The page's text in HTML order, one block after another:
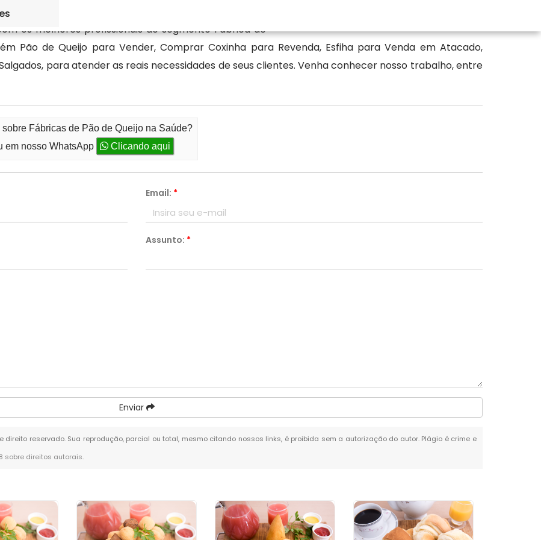
(Alimentação), dispondo Fábricas de Pão de Queijo
os melhores profissionais do segmento Fábrica de
Pão de Queijo para Vender, Comprar Coxinha para Revenda, Esfiha para Venda em Atacado,
para atender as reais necessidades de seus clientes. Venha conhecer nosso trabalho, entre
Fábricas de Pão de Queijo na Saúde?
em nosso WhatsApp Clicando aqui
Email: *
Assunto: *
Enviar
direito reservado. Sua reprodução, parcial ou total, mesmo citando nossos links, é proibida sem a autorização do autor. Plágio é crime e
sobre direitos autorais.